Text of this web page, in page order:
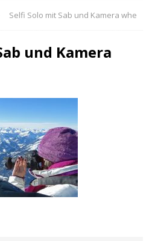
Selfi Solo mit Sab und Kamera whe
und Kamera